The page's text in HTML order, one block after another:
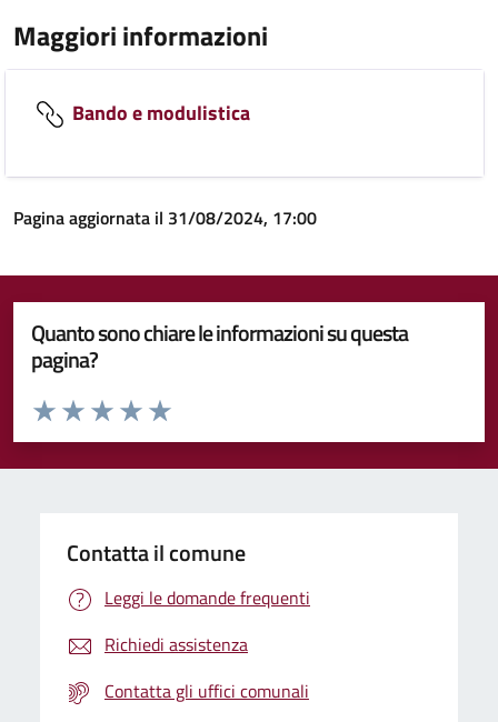
Maggiori informazioni
Bando e modulistica
Pagina aggiornata il 31/08/2024, 17:00
Quanto sono chiare le informazioni su questa
pagina?
Valuta da 1 a 5 stelle la pagina
Valuta 5 stelle su 5
Valuta 4 stelle su 5
Valuta 3 stelle su 5
Valuta 2 stelle su 5
Valuta 1 stelle su 5
Contatta il comune
Leggi le domande frequenti
Richiedi assistenza
Contatta gli uffici comunali